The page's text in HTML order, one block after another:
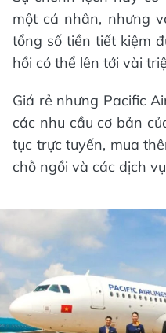
một cá nhân, nhưng
tổng số tiền tiết kiệm
hồi có thể lên tới vài
Giá rẻ nhưng Pacific
các nhu cầu cơ bản
tục trực tuyến, mua
chỗ ngồi và các dịch